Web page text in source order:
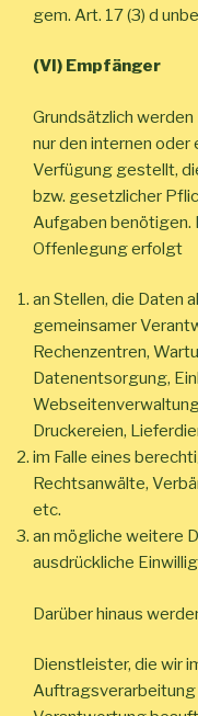
gem. Art. 17 (3) d
(VI) Empfänger
Grundsätzlich
nur den internen
Verfügung gestellt,
bzw. gesetzlicher
Aufgaben benötigen.
Offenlegung erfolgt
an Stellen, die Daten
gemeinsamer
Rechenzentren,
Datenentsorgung,
Druckereien,
im Falle eines
Rechtsanwälte,
etc.
an mögliche weitere
ausdrückliche
Darüber hinaus
Dienstleister, die wir
Auftragsverarbeitung